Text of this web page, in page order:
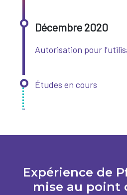
Décembre 2020
Autorisation pour
Études en cours
Expérience de
mise au point